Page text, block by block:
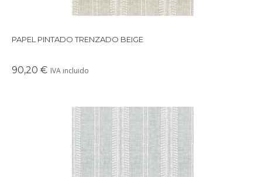
PAPEL PINTADO TRENZADO BEIGE
90,20 € IVA incluido
Papel pintado con un dibujo único que simula un bordado